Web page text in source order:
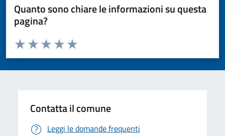
Quanto sono chiare le informazioni su questa
pagina?
Valuta da 1 a 5 stelle la pagina
Valuta 5 stelle su 5
Valuta 4 stelle su 5
Valuta 3 stelle su 5
Valuta 2 stelle su 5
Valuta 1 stelle su 5
Contatta il comune
Leggi le domande frequenti